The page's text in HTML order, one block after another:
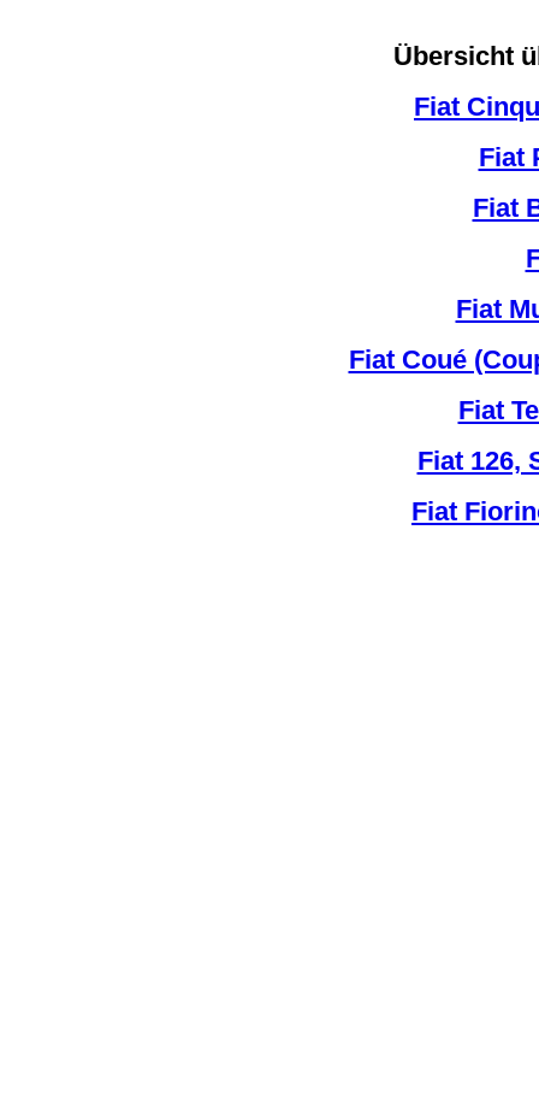
Übersicht
Fiat
Fiat
Fiat
Fiat
Fiat Coué
Fiat
Fiat 126,
Fiat